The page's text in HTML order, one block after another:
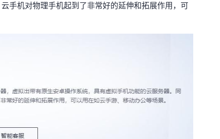
手机对物理手机起到了非常好的延伸和拓展作用，可